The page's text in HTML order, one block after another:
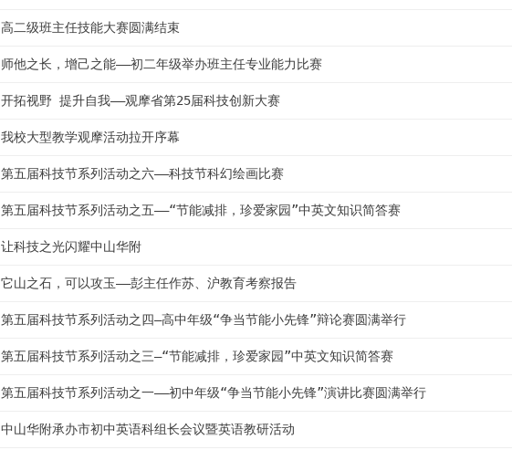
高二级班主任技能大赛圆满结束
师他之长，增己之能――初二年级举办班主任专业能力比赛
开拓视野 提升自我――观摩省第25届科技创新大赛
我校大型教学观摩活动拉开序幕
第五届科技节系列活动之六――科技节科幻绘画比赛
第五届科技节系列活动之五――“节能减排，珍爱家园”中英文知识简答赛
让科技之光闪耀中山华附
它山之石，可以攻玉――彭主任作苏、沪教育考察报告
第五届科技节系列活动之四―高中年级“争当节能小先锋”辩论赛圆满举行
第五届科技节系列活动之三―“节能减排，珍爱家园”中英文知识简答赛
第五届科技节系列活动之一――初中年级“争当节能小先锋”演讲比赛圆满举行
中山华附承办市初中英语科组长会议暨英语教研活动